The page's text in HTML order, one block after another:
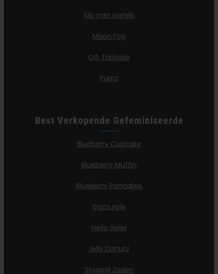
Kip met wafels
Moon Fog
OG Triploïde
Purpz
Best Verkopende Gefeminiseerde
Blueberry Cupcake
Blueberry Muffin
Blueberry Pancakes
Gazzurple
Hella Gelei
Jelly Donutz
Stoopid Zaden